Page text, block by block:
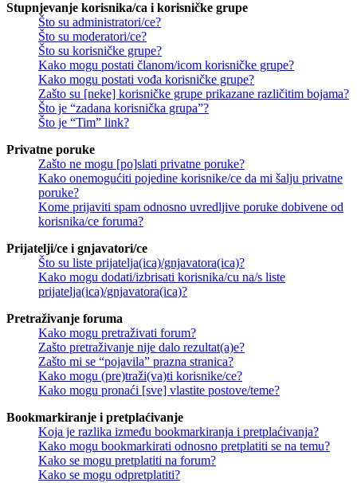
Stupnjevanje korisnika/ca i korisničke grupe
Što su administratori/ce?
Što su moderatori/ce?
Što su korisničke grupe?
Kako mogu postati članom/icom korisničke grupe?
Kako mogu postati vođa korisničke grupe?
Zašto su [neke] korisničke grupe prikazane različitim bojama?
Što je “zadana korisnička grupa”?
Što je “Tim” link?
Privatne poruke
Zašto ne mogu [po]slati privatne poruke?
Kako onemogućiti pojedine korisnike/ce da mi šalju privatne
poruke?
Kome prijaviti spam odnosno uvredljive poruke dobivene od
korisnika/ce foruma?
Prijatelji/ce i gnjavatori/ce
Što su liste prijatelja(ica)/gnjavatora(ica)?
Kako mogu dodati/izbrisati korisnika/cu na/s liste
prijatelja(ica)/gnjavatora(ica)?
Pretraživanje foruma
Kako mogu pretraživati forum?
Zašto pretraživanje nije dalo rezultat(a)e?
Zašto mi se “pojavila” prazna stranica?
Kako mogu (pre)traži(va)ti korisnike/ce?
Kako mogu pronaći [sve] vlastite postove/teme?
Bookmarkiranje i pretplaćivanje
Koja je razlika između bookmarkiranja i pretplaćivanja?
Kako mogu bookmarkirati odnosno pretplatiti se na temu?
Kako se mogu pretplatiti na forum?
Kako se mogu odpretplatiti?